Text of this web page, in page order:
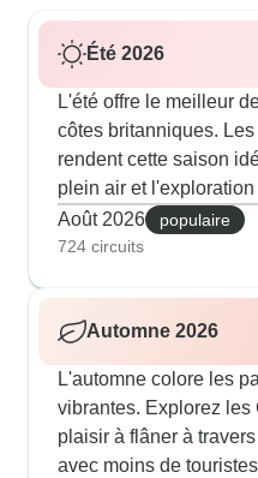
Été 2026
L'été offre le meilleur
côtes britanniques.
rendent cette saison
plein air et
Août 2026
populaire
724 circuits
Automne 2026
L'automne colore les
vibrantes. Explorez les
plaisir à flâner à
avec moins de